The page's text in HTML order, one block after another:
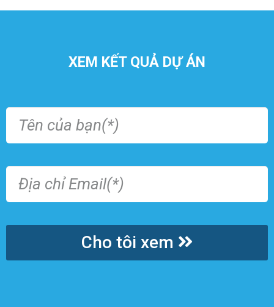
XEM KẾT QUẢ DỰ ÁN
Cho tôi xem